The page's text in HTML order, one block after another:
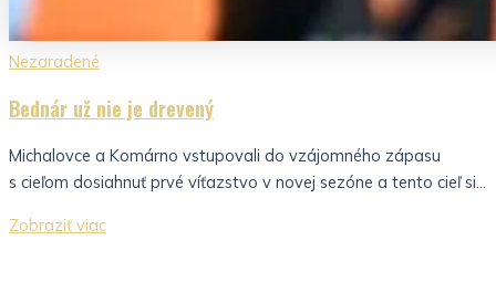
Nezaradené
Bednár už nie je drevený
Michalovce a Komárno vstupovali do vzájomného zápasu
s cieľom dosiahnuť prvé víťazstvo v novej sezóne a tento cieľ si...
Zobraziť viac